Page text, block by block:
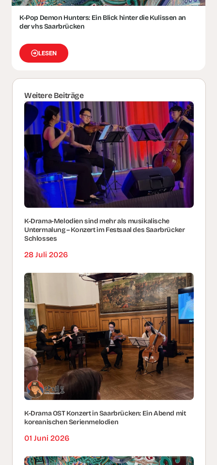
K-Pop Demon Hunters: Ein Blick hinter die Kulissen an
der vhs Saarbrücken
LESEN
Weitere Beiträge
K-Drama-Melodien sind mehr als musikalische
Untermalung – Konzert im Festsaal des Saarbrücker
Schlosses
28 Juli 2026
K-Drama OST Konzert in Saarbrücken: Ein Abend mit
koreanischen Serienmelodien
01 Juni 2026